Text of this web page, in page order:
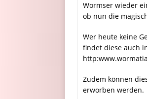
Wormser wieder
ob nun die
Wer heute keine
findet diese auch
Zudem können
erworben werden.